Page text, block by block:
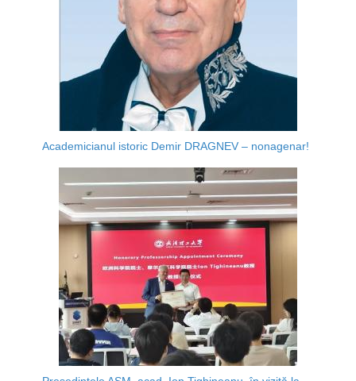
Academicianul istoric Demir DRAGNEV – nonagenar!